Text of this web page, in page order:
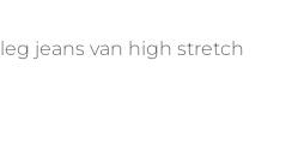
jeans van high stretch